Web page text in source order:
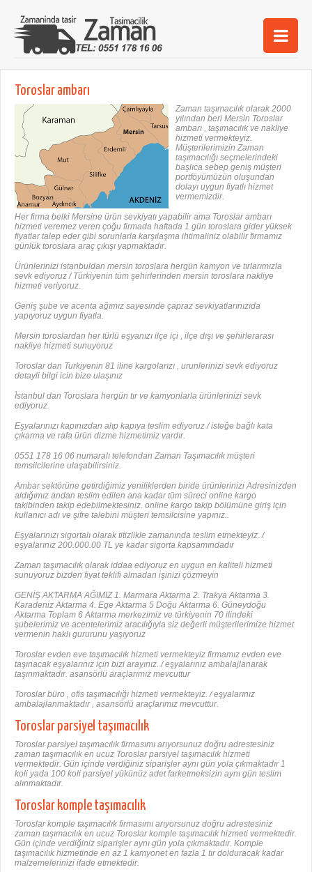
Ana Sayfa
Şehirler
Hizmetlerimiz
Kurumsal
iletişim
Toroslar ambarı
Zaman taşımacılık olarak 2000
yılından beri Mersin Toroslar
ambarı , taşımacılık ve nakliye
hizmeti vermekteyiz.
Müşterilerimizin Zaman
taşımacılığı seçmelerindeki
başlıca sebep geniş müşteri
portföyümüzün oluşundan
dolayı uygun fiyatlı hizmet
vermemizdir.
Her firma belki Mersine ürün sevkiyatı yapabilir ama Toroslar ambarı
hizmeti veremez veren çoğu firmada haftada 1 gün toroslara gider yüksek
fiyatlar talep eder gibi sorunlarla karşılaşma ihtimaliniz olabilir firmamız
günlük toroslara araç çıkışı yapmaktadır.
Ürünlerinizi istanbuldan mersin toroslara hergün kamyon ve tırlarımızla
sevk ediyoruz / Türkiyenin tüm şehirlerinden mersin toroslara nakliye
hizmeti veriyoruz.
Geniş şube ve acenta ağımız sayesinde çapraz sevkiyatlarınızıda
yapıyoruz uygun fiyatla.
Mersin toroslardan her türlü eşyanızı ilçe içi , ilçe dışı ve şehirlerarası
nakliye hizmeti sunuyoruz
Toroslar dan Turkiyenin 81 iline kargolarızı , urunlerinizi sevk ediyoruz
detayli bilgi icin bize ulaşınız
İstanbul dan Toroslara hergün tır ve kamyonlarla ürünlerinizi sevk
ediyoruz.
Eşyalarınızı kapınızdan alıp kapıya teslim ediyoruz / isteğe bağlı kata
çıkarma ve rafa ürün dizme hizmetimiz vardır.
0551 178 16 06 numaralı telefondan Zaman Taşımacılık müşteri
temsilcilerine ulaşabilirsiniz.
Ambar sektörüne getirdiğimiz yeniliklerden biride ürünlerinizi Adresinizden
aldığımız andan teslim edilen ana kadar tüm süreci online kargo
takibinden takip edebilmektesiniz. online kargo takip bölümüne giriş için
kullanıcı adı ve şifre talebini müşteri temsilcisine yapınız..
Eşyalarınızı sigortalı olarak titizlikle zamanında teslim etmekteyiz. /
eşyalarınız 200.000.00 TL ye kadar sigorta kapsamındadır
Zaman taşımacılık olarak iddaa ediyoruz en uygun en kaliteli hizmeti
sunuyoruz bizden fiyat teklifi almadan işinizi çözmeyin
GENİŞ AKTARMA AĞIMIZ 1. Marmara Aktarma 2. Trakya Aktarma 3.
Karadeniz Aktarma 4. Ege Aktarma 5 Doğu Aktarma 6. Güneydoğu
Aktarma Toplam 6 Aktarma merkezimiz ve türkiyenin 70 ilindeki
şubelerimiz ve acentelerimiz aracılığıyla siz değerli müşterilerimize hizmet
vermenin haklı gururunu yaşıyoruz
Toroslar evden eve taşımacılık hizmeti vermekteyiz firmamız evden eve
taşınacak eşyalarınız için bizi arayınız. / eşyalarınız ambalajlanarak
taşınmaktadır. asansörlü araçlarımız mevcuttur
Toroslar büro , ofis taşımacılığı hizmeti vermekteyiz. / eşyalarınız
ambalajlanmaktadır , asansörlü araçlarımız mevcuttur.
Toroslar parsiyel taşımacılık
Toroslar parsiyel taşımacılık firmasımı arıyorsunuz doğru adrestesiniz
zaman taşımacılık en ucuz Toroslar parsiyel taşımacılık hizmeti
vermektedir. Gün içinde verdiğiniz siparişler aynı gün yola çıkmaktadır 1
koli yada 100 koli parsiyel yükünüz adet farketmeksizin aynı gün teslim
alınmaktadır.
Toroslar komple taşımacılık
Toroslar komple taşımacılık firmasımı arıyorsunuz doğru adrestesiniz
zaman taşımacılık en ucuz Toroslar komple taşımacılık hizmeti vermektedir.
Gün içinde verdiğiniz siparişler aynı gün yola çıkmaktadır. Komple
taşımacılık hizmetinde en az 1 kamyonet en fazla 1 tır dolduracak kadar
malzemelerinizi ifade etmektedir.